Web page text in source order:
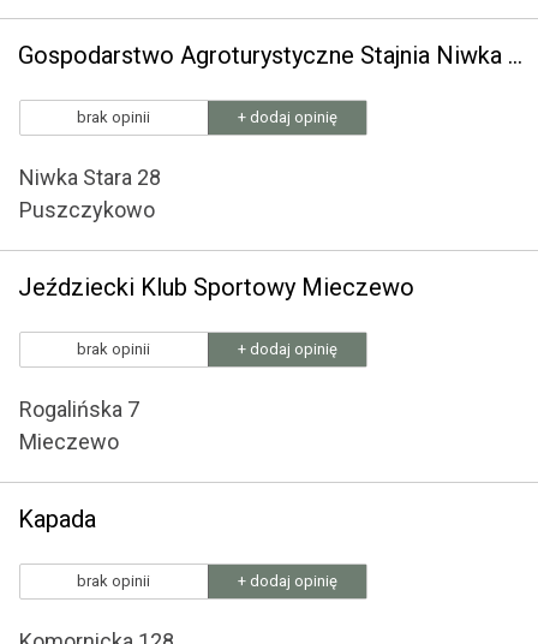
Gospodarstwo Agroturystyczne Stajnia Niwka H. Kulikowski
brak opinii + dodaj opinię
Niwka Stara 28
Puszczykowo
Jeździecki Klub Sportowy Mieczewo
brak opinii + dodaj opinię
Rogalińska 7
Mieczewo
Kapada
brak opinii + dodaj opinię